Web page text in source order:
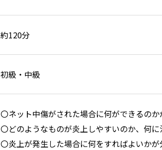
約120分
初級・中級
〇ネット中傷がされた場合に何ができるのか
〇どのようなものが炎上しやすいのか、何
〇炎上が発生した場合に何をすればよいかが